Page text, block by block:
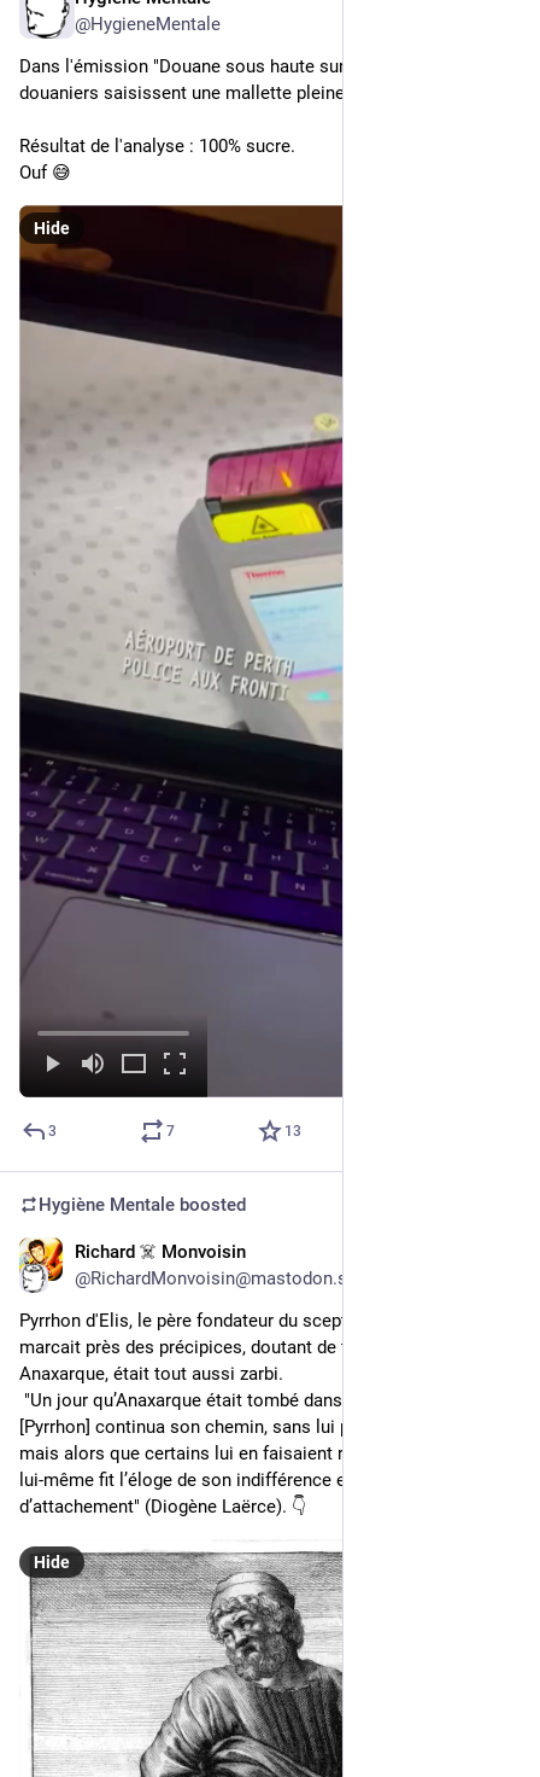
@HygieneMentale
Dans l'émission "Douane sous haute surveillance", les
douaniers saisissent une mallette pleine d'homéopathie.
Résultat de l'analyse : 100% sucre.
Ouf 😅
Hide
3 7 13
Hygiène Mentale boosted
Richard ☠️ Monvoisin
@RichardMonvoisin@mastodon.social
Pyrrhon d'Elis, le père fondateur du scepticisme radical, qui
marcait près des précipices, doutant de tout. Mais son prof,
Anaxarque, était tout aussi zarbi.
[Pyrrhon] continua son chemin, sans lui prêter main-forte ;
mais alors que certains lui en faisaient reproche, Anaxarque
lui-même fit l’éloge de son indifférence et de son absence
d’attachement" (Diogène Laërce). 👇
Hide